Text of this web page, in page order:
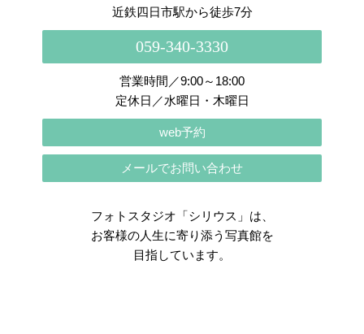
近鉄四日市駅から徒歩7分
059-340-3330
営業時間／9:00～18:00
定休日／水曜日・木曜日
web予約
メールでお問い合わせ
フォトスタジオ「シリウス」は、
お客様の人生に寄り添う写真館を
目指しています。